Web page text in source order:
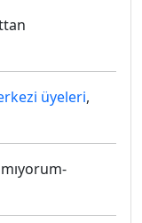
üyeleri,